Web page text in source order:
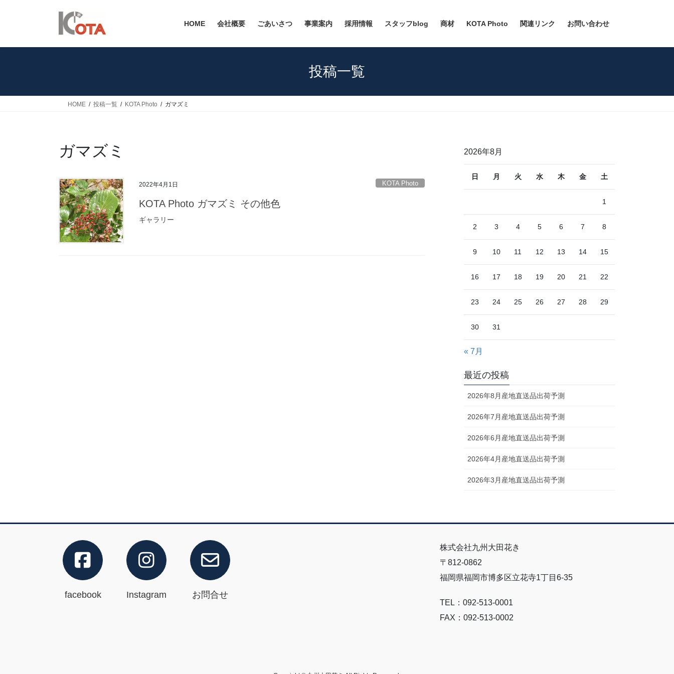
HOME 会社概要 ごあいさつ 事業案内 採用情報 スタッフblog 商材 KOTA Photo 関連リンク お問い合わせ
投稿一覧
HOME 投稿一覧 KOTA Photo ガマズミ
ガマズミ
2022年4月1日 KOTA Photo
KOTA Photo ガマズミ その他色
ギャラリー
2026年8月
日 月 火 水 木 金 土
1
2 3 4 5 6 7 8
9 10 11 12 13 14 15
16 17 18 19 20 21 22
23 24 25 26 27 28 29
30 31
« 7月
最近の投稿
2026年8月産地直送品出荷予測
2026年7月産地直送品出荷予測
2026年6月産地直送品出荷予測
2026年4月産地直送品出荷予測
2026年3月産地直送品出荷予測
facebook Instagram お問合せ
株式会社九州大田花き
〒812-0862
福岡県福岡市博多区立花寺1丁目6-35
TEL：092-513-0001
FAX：092-513-0002